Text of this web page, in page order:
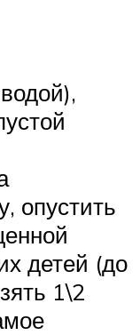
опустить
детей (до
1\2